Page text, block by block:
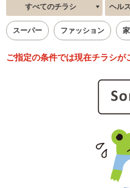
すべてのチラシ ヘルス&
スーパー ファッション
ご指定の条件では現在チラシが